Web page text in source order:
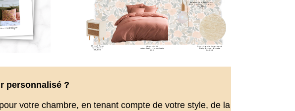
personnalisé ?
votre chambre, en tenant compte de votre style, de la